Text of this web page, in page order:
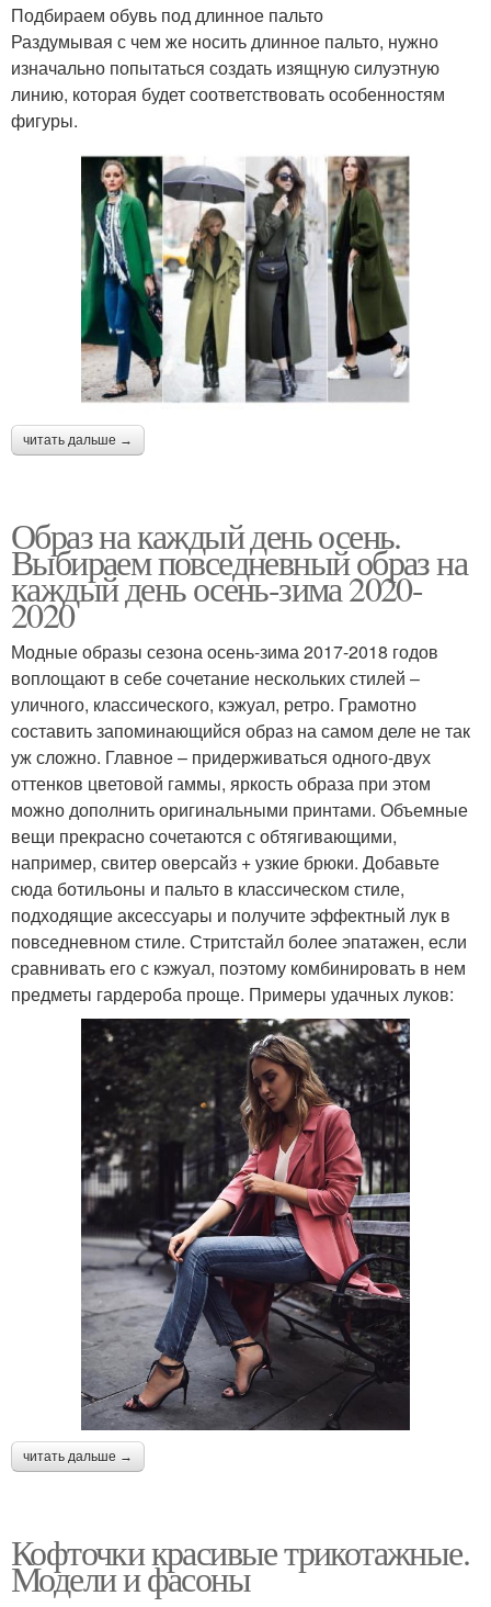
Подбираем обувь под длинное пальто
Раздумывая с чем же носить длинное пальто, нужно
изначально попытаться создать изящную силуэтную
линию, которая будет соответствовать особенностям
фигуры.
читать дальше →
Образ на каждый день осень.
Выбираем повседневный образ на
каждый день осень-зима 2020-
2020
Модные образы сезона осень-зима 2017-2018 годов
воплощают в себе сочетание нескольких стилей –
уличного, классического, кэжуал, ретро. Грамотно
составить запоминающийся образ на самом деле не так
уж сложно. Главное – придерживаться одного-двух
оттенков цветовой гаммы, яркость образа при этом
можно дополнить оригинальными принтами. Объемные
вещи прекрасно сочетаются с обтягивающими,
например, свитер оверсайз + узкие брюки. Добавьте
сюда ботильоны и пальто в классическом стиле,
подходящие аксессуары и получите эффектный лук в
повседневном стиле. Стритстайл более эпатажен, если
сравнивать его с кэжуал, поэтому комбинировать в нем
предметы гардероба проще. Примеры удачных луков:
читать дальше →
Кофточки красивые трикотажные.
Модели и фасоны